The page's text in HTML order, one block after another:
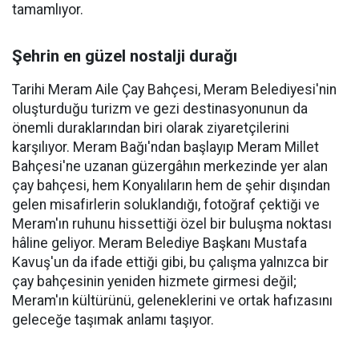
tamamlıyor.
Şehrin en güzel nostalji durağı
Tarihi Meram Aile Çay Bahçesi, Meram Belediyesi'nin
oluşturduğu turizm ve gezi destinasyonunun da
önemli duraklarından biri olarak ziyaretçilerini
karşılıyor. Meram Bağı'ndan başlayıp Meram Millet
Bahçesi'ne uzanan güzergâhın merkezinde yer alan
çay bahçesi, hem Konyalıların hem de şehir dışından
gelen misafirlerin soluklandığı, fotoğraf çektiği ve
Meram'ın ruhunu hissettiği özel bir buluşma noktası
hâline geliyor. Meram Belediye Başkanı Mustafa
Kavuş'un da ifade ettiği gibi, bu çalışma yalnızca bir
çay bahçesinin yeniden hizmete girmesi değil;
Meram'ın kültürünü, geleneklerini ve ortak hafızasını
geleceğe taşımak anlamı taşıyor.